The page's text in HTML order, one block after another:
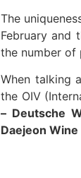
The
February and
the number of
When talking
the OIV
– Deutsche
Daejeon